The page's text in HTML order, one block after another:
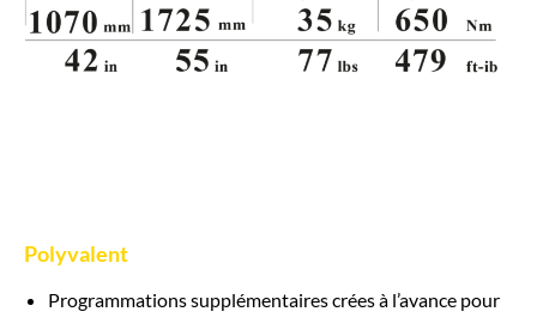
Polyvalent
Programmations supplémentaires crées à l’avance pour